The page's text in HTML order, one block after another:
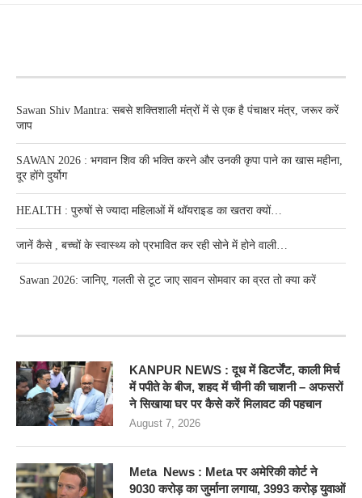
Sawan Shiv Mantra: सबसे शक्तिशाली मंत्रों में से एक है पंचाक्षर मंत्र, जरूर करें
जाप
SAWAN 2026 : भगवान शिव की भक्ति करने और उनकी कृपा पाने का खास महीना,
दूर होंगे दुर्योग
HEALTH : पुरुषों से ज्यादा महिलाओं में थॉयराइड का खतरा क्यों…
जानें कैसे , बच्चों के स्वास्थ्य को प्रभावित कर रही सोने में होने वाली…
Sawan 2026: जानिए, गलती से टूट जाए सावन सोमवार का व्रत तो क्या करें
KANPUR NEWS : दूध में डिटर्जेंट, काली मिर्च
में पपीते के बीज, शहद में चीनी की चाशनी – अफसरों
ने सिखाया घर पर कैसे करें मिलावट की पहचान
August 7, 2026
Meta News : Meta पर अमेरिकी कोर्ट ने
9030 करोड़ का जुर्माना लगाया, 3993 करोड़ युवाओं